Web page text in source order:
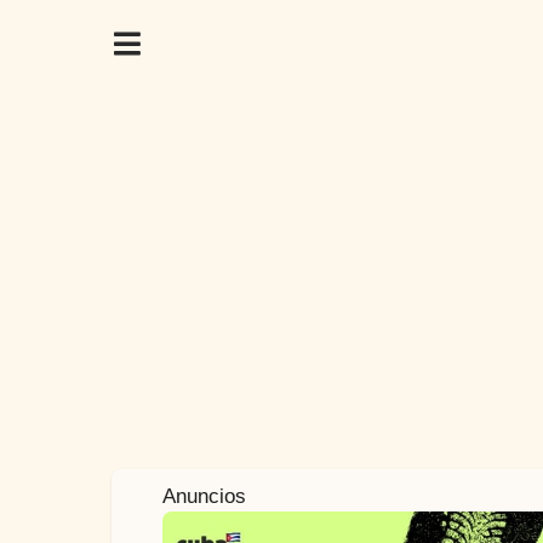
Anuncios